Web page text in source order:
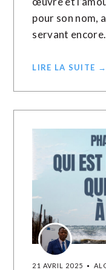
pour son nom,
servant
LIRE LA SUITE →
21 AVRIL 2025